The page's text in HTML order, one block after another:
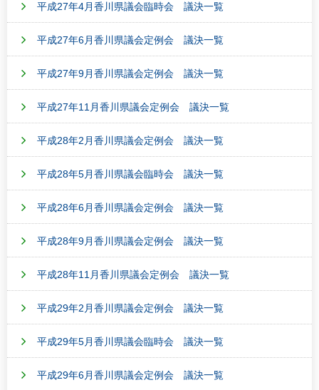
平成27年4月香川県議会臨時会 議決一覧
平成27年6月香川県議会定例会 議決一覧
平成27年9月香川県議会定例会 議決一覧
平成27年11月香川県議会定例会 議決一覧
平成28年2月香川県議会定例会 議決一覧
平成28年5月香川県議会臨時会 議決一覧
平成28年6月香川県議会定例会 議決一覧
平成28年9月香川県議会定例会 議決一覧
平成28年11月香川県議会定例会 議決一覧
平成29年2月香川県議会定例会 議決一覧
平成29年5月香川県議会臨時会 議決一覧
平成29年6月香川県議会定例会 議決一覧